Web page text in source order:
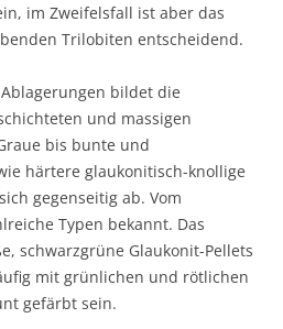
im Zweifelsfall ist aber das
Trilobiten entscheidend.
bildet die
und massigen
bis bunte und
härtere glaukonitisch-knollige
gegenseitig ab. Vom
Typen bekannt. Das
schwarzgrüne Glaukonit-Pellets
mit grünlichen und rötlichen
gefärbt sein.